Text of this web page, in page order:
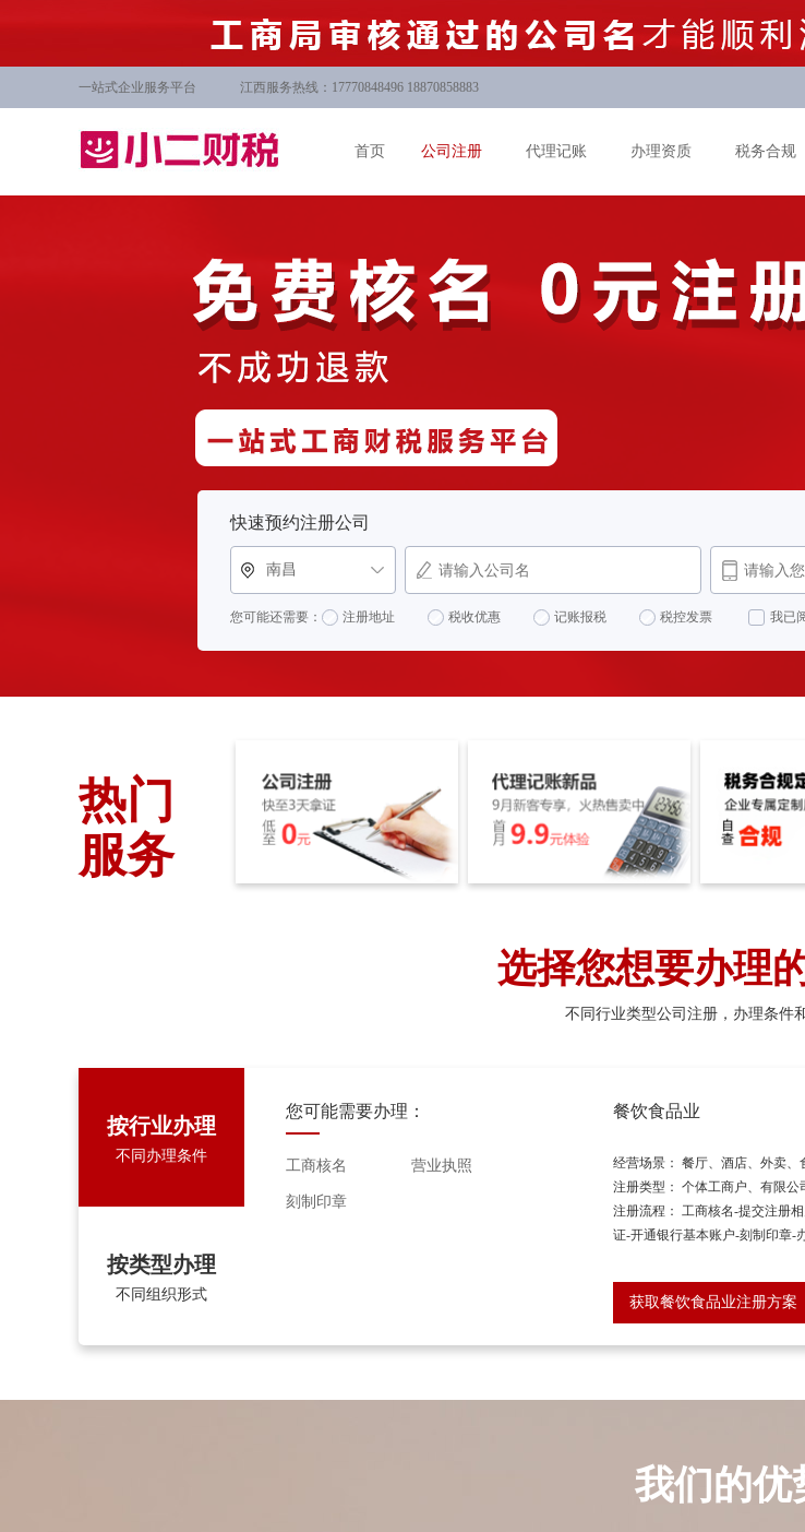
一站式企业服务平台 江西服务热线：17770848496 18870858883
首页 公司注册 代理记账 办理资质 税务合规
快速预约注册公司
南昌
您可能还需要： 注册地址 税收优惠 记账报税 税控发票 我已
热门
服务
选择您想要办理
不同行业类型公司注册，办理条件
按行业办理
不同办理条件
按类型办理
不同组织形式
您可能需要办理：
工商核名 营业执照
刻制印章
餐饮食品业
经营场景： 餐厅、酒店、外卖、
注册类型： 个体工商户、有限公
注册流程： 工商核名-提交注册
证-开通银行基本账户-刻制印章-
获取餐饮食品业注册方案
我们的优